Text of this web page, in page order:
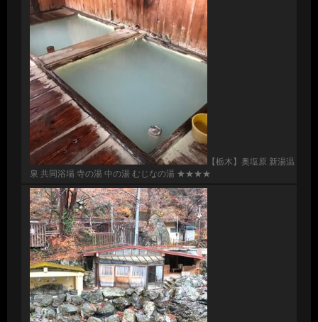
【栃木】奥塩原 新湯温
泉 共同浴場 寺の湯 中の湯 むじなの湯 ★★★★